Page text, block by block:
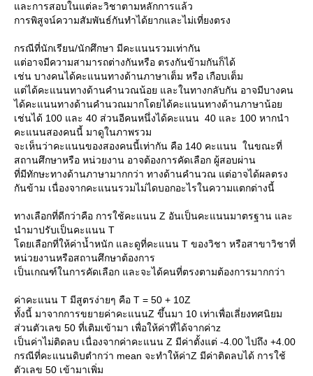
ละการสอบในแต่ละวิชาตามหลักการแล้ว
การพิสูจน์ความสัมพันธ์กันทำได้ยากและไม่เที่ยงตรง
กรณีที่นักเรียน/นักศึกษา มีคะแนนรวมเท่ากัน
ต่อาจมีความสามารถต่างกันหรือ ตรงกันข้ามกันก็ได้
เช่น บางคนได้คะแนนทางด้านภาษาเต็ม หรือ เกือบเต็ม
ต่ได้คะแนนทางด้านคำนวณน้อย และในทางกลับกัน อาจมีบางคน
ได้คะแนนทางด้านคำนวณมากโดยได้คะแนนทางด้านภาษาน้อ
เช่นได้ 100 และ 40 ส่วนอีคนหนึ่งได้คะแนน 40 และ 100 หากนำ
คะแนนสองคนนี้ มาดูในภาพรวม
จะเห็นว่าคะแนนของสองคนนี้เท่ากัน คือ 140 คะแนน ในขณะที่
สถานศึกษาหรือ หน่วยงาน อาจต้องการคัดเลือก ผู้สอบผ่าน
ที่มีทักษะทางด้านภาษามากกว่า ทางด้านคำนวณ แต่อาจได้ผลตรง
กันข้าม เนื่องจากคะแนนรวมไม่ไดบอกอะไรในความแตกต่างนี้
ทางเลือกที่ดีกว่าคือ การใช้คะแนน Z อันเป็นคะแนนมาตรฐาน และ
นำมาปรับเป็นคะแนน T
ดยเลือกที่ให้ค่าน้ำหนัก และดูที่คะแนน T ของวิชา หรือสาขาวิชาที่
หน่วยงานหรือสถานศึกษาต้องการ
เป็นเกณฑ์ในการคัดเลือก และจะได้คนที่ตรงตามต้องการมากกว่า
ค่าคะแนน T มีสูตรง่ายๆ คือ T = 50 + 10Z
ทั้งนี้ มาจากการขยายค่าคะแนนZ ขึ้นมา 10 เท่าเพื่อเลี่ยงทศนิยม
ส่วนตัวเลข 50 ที่เติมเข้ามา เพื่อให้ค่าที่ได้จากค่าz
เป็นค่าไม่ติดลบ เนื่องจากค่าคะแนน Z มีค่าตั้งแต่ -4.00 ไปถึง +4.00
กรณีที่คะแนนดิบตำกว่า mean จะทำให้ค่าZ มีค่าติดลบได้ การใช้
ตัวเลข 50 เข้ามาเพิ่ม